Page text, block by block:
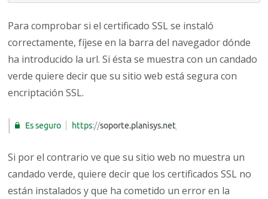
Para comprobar si el certificado SSL se instaló
correctamente, fíjese en la barra del navegador dónde
ha introducido la url. Si ésta se muestra con un candado
verde quiere decir que su sitio web está segura con
encriptación SSL.
Si por el contrario ve que su sitio web no muestra un
candado verde, quiere decir que los certificados SSL no
están instalados y que ha cometido un error en la